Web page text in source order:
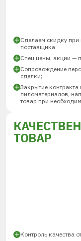
Сделаем скидку при
поставщика
Спец.цены, акции —
Сопровождение
сделки;
Закрытие
пиломатериалов,
товар при
ТОВАР
Контроль качества